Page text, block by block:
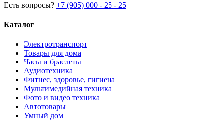
Есть вопросы? +7 (905) 000 - 25 - 25
Каталог
Электротранспорт
Товары для дома
Часы и браслеты
Аудиотехника
Фитнес, здоровье, гигиена
Мультимедийная техника
Фото и видео техника
Автотовары
Умный дом